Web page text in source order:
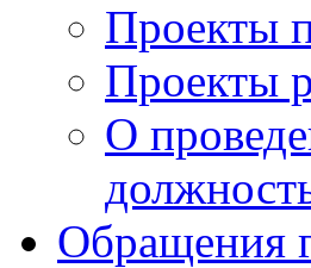
Проекты
Проекты
О
Обращения